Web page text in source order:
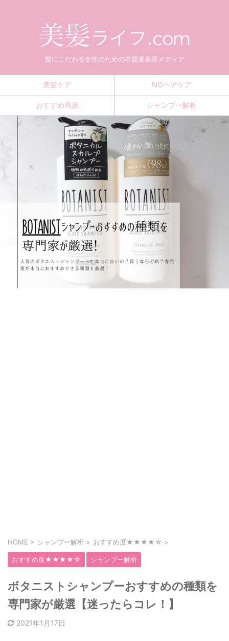
髪にこだわる女性のための本質派美容メディア
美髪ケア NGヘアケア
おすすめ商品 シャンプー解析
HOME > シャンプー解析 > おすすめ度★★★★☆ >
おすすめ度★★★★☆ シャンプー解析
ボタニストシャンプーおすすめの種類を
専門家が厳選【迷ったらコレ！】
2021年1月17日